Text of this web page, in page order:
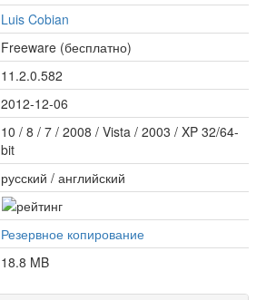
Luis Cobian
Freeware (бесплатно)
11.2.0.582
2012-12-06
10 / 8 / 7 / 2008 / Vista / 2003 / XP 32/64-
bit
русский / английский
Резервное копирование
18.8 MB